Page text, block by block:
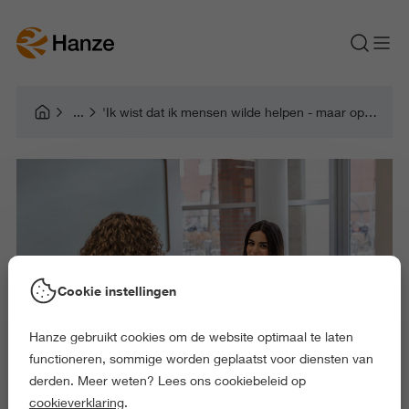
'Ik wist dat ik mensen wilde helpen - maar op welke manier?'
Cookie instellingen
Hanze gebruikt cookies om de website optimaal te laten
functioneren, sommige worden geplaatst voor diensten van
derden. Meer weten? Lees ons cookiebeleid op
cookieverklaring.